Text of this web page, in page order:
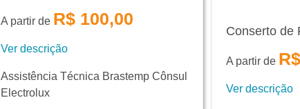
A partir de R$ 100,00
Ver descrição
Assistência Técnica Brastemp Cônsul
Electrolux
Conserto de
A partir de
Ver descrição